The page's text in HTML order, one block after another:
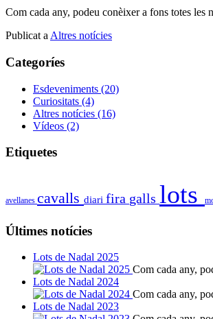
Com cada any, podeu conèixer a fons totes les
Publicat a Altres notícies
Categoríes
Esdeveniments (20)
Curiositats (4)
Altres notícies (16)
Vídeos (2)
Etiquetes
avellanes cavalls diari fira galls lots
Últimes notícies
Lots de Nadal 2025
Com cada any,
Lots de Nadal 2024
Com cada any,
Lots de Nadal 2023